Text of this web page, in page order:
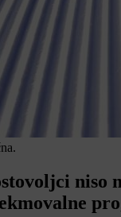
niso